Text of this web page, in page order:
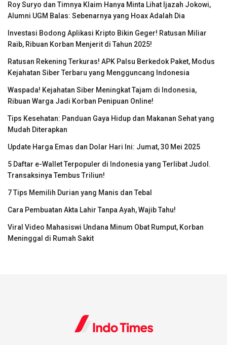
Roy Suryo dan Timnya Klaim Hanya Minta Lihat Ijazah Jokowi,
Alumni UGM Balas: Sebenarnya yang Hoax Adalah Dia
Investasi Bodong Aplikasi Kripto Bikin Geger! Ratusan Miliar
Raib, Ribuan Korban Menjerit di Tahun 2025!
Ratusan Rekening Terkuras! APK Palsu Berkedok Paket, Modus
Kejahatan Siber Terbaru yang Mengguncang Indonesia
Waspada! Kejahatan Siber Meningkat Tajam di Indonesia,
Ribuan Warga Jadi Korban Penipuan Online!
Tips Kesehatan: Panduan Gaya Hidup dan Makanan Sehat yang
Mudah Diterapkan
Update Harga Emas dan Dolar Hari Ini: Jumat, 30 Mei 2025
5 Daftar e-Wallet Terpopuler di Indonesia yang Terlibat Judol.
Transaksinya Tembus Triliun!
7 Tips Memilih Durian yang Manis dan Tebal
Cara Pembuatan Akta Lahir Tanpa Ayah, Wajib Tahu!
Viral Video Mahasiswi Undana Minum Obat Rumput, Korban
Meninggal di Rumah Sakit